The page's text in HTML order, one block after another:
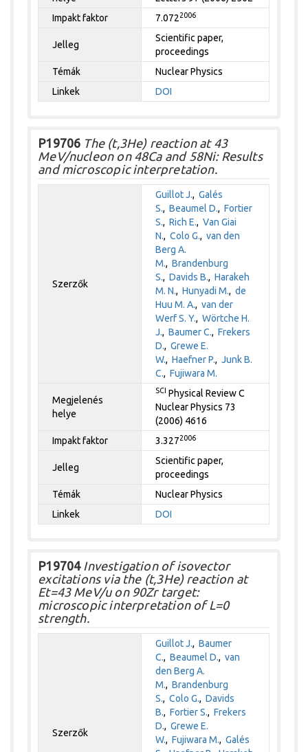
Impakt faktor
7.0722006
Jelleg
Scientific paper,
proceedings
Témák
Nuclear Physics
Linkek
DOI
P19706 The (t,3He) reaction at 43
MeV/nucleon on 48Ca and 58Ni: Results
and microscopic interpretation.
Szerzők
Guillot J.,Galés
S.,Beaumel D.,Fortier
S.,Rich E.,Van Giai
N.,Colo G.,van den
Berg A.
M.,Brandenburg
S.,Davids B.,Harakeh
M. N.,Hunyadi M.,de
Huu M. A.,van der
Werf S. Y.,Wörtche H.
J.,Baumer C.,Frekers
D.,Grewe E.
W.,Haefner P.,Junk B.
C.,Fujiwara M.
Megjelenés
helye
SCI Physical Review C
Nuclear Physics 73
(2006) 4616
Impakt faktor
3.3272006
Jelleg
Scientific paper,
proceedings
Témák
Nuclear Physics
Linkek
DOI
P19704Investigation of isovector
excitations via the (t,3He) reaction at
Et=43 MeV/u on 90Zr target:
microscopic interpretation of L=0
strength.
Szerzők
Guillot J.,Baumer
C.,Beaumel D.,van
den Berg A.
M.,Brandenburg
S.,Colo G.,Davids
B.,Fortier S.,Frekers
D.,Grewe E.
W.,Fujiwara M.,Galés